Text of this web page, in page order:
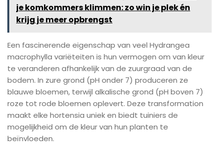
je komkommers klimmen: zo win je plek én
krijg je meer opbrengst
Een fascinerende eigenschap van veel Hydrangea
macrophylla variëteiten is hun vermogen om van kleur
te veranderen afhankelijk van de zuurgraad van de
bodem. In zure grond (pH onder 7) produceren ze
blauwe bloemen, terwijl alkalische grond (pH boven 7)
roze tot rode bloemen oplevert. Deze transformation
maakt elke hortensia uniek en biedt tuiniers de
mogelijkheid om de kleur van hun planten te
beïnvloeden.